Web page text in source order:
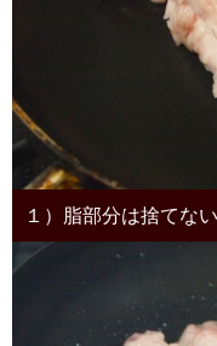
１）脂部分は捨てな